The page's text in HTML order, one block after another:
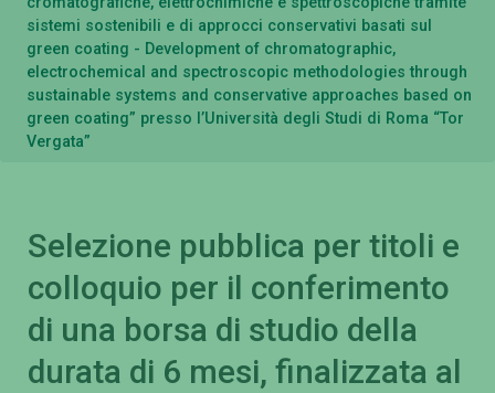
sistemi sostenibili e di approcci conservativi basati sul
green coating - Development of chromatographic,
electrochemical and spectroscopic methodologies through
sustainable systems and conservative approaches based on
green coating” presso l’Università degli Studi di Roma “Tor
Vergata”
Selezione pubblica per titoli e
colloquio per il conferimento
di una borsa di studio della
durata di 6 mesi, finalizzata al